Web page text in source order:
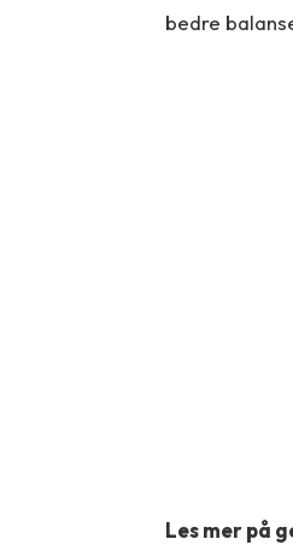
bedre
Les mer på